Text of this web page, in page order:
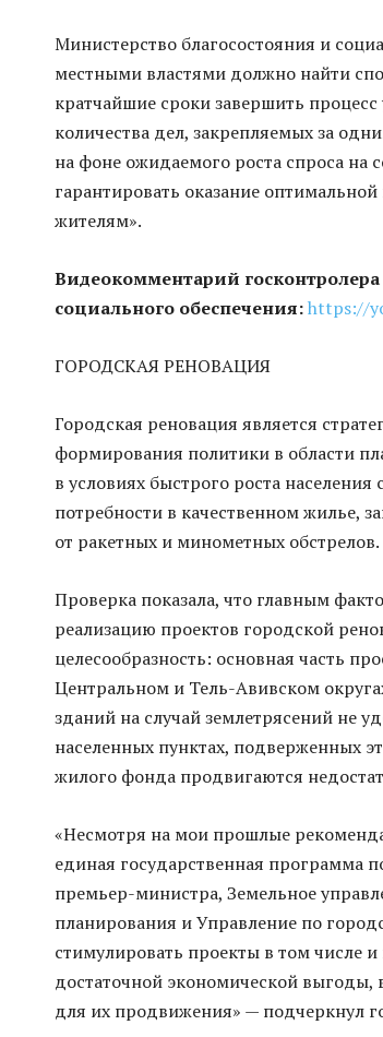
Министерство благосостояния и
местными властями должно найти
кратчайшие сроки завершить
количества дел, закрепляемых за
на фоне ожидаемого роста спроса на
гарантировать оказание
жителям».
Видеокомментарий
социального обеспечения:https://
ГОРОДСКАЯ РЕНОВАЦИЯ
Городская реновация является
формирования политики в области
в условиях быстрого роста
потребности в качественном жилье,
от ракетных и минометных обстрелов.
Проверка показала, что главным
реализацию проектов городской
целесообразность: основная часть
Центральном и Тель-Авивском
зданий на случай землетрясений не
населенных пунктах, подверженных
жилого фонда продвигаются
«Несмотря на мои прошлые
единая государственная программа
премьер-министра, Земельное
планирования и Управление по
стимулировать проекты в том числе и
достаточной экономической выгоды,
для их продвижения» — подчеркнул